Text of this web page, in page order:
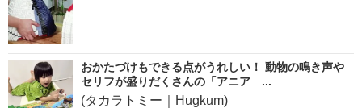
おかたづけもできる点がうれしい！ 動物の鳴き声や
セリフが盛りだくさんの「アニア ...
(タカラトミー｜Hugkum)